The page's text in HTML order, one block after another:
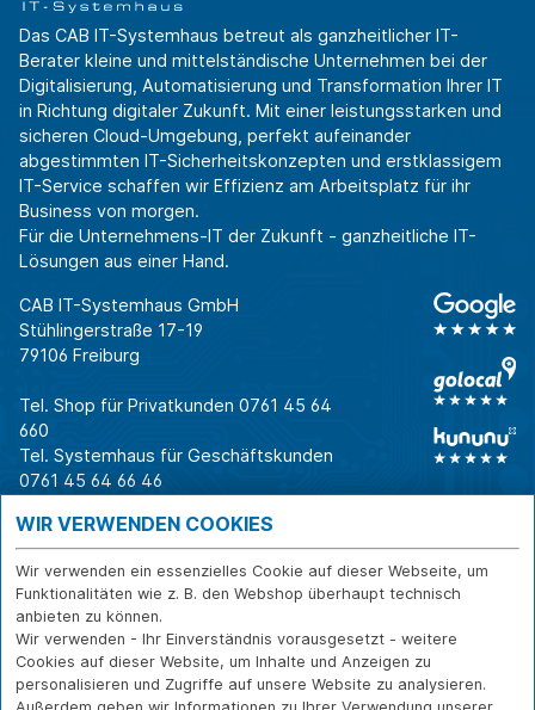
Das CAB IT-Systemhaus betreut als ganzheitlicher IT-
Berater kleine und mittelständische Unternehmen bei der
Digitalisierung, Automatisierung und Transformation Ihrer IT
in Richtung digitaler Zukunft. Mit einer leistungsstarken und
sicheren Cloud-Umgebung, perfekt aufeinander
abgestimmten IT-Sicherheitskonzepten und erstklassigem
IT-Service schaffen wir Effizienz am Arbeitsplatz für ihr
Business von morgen.
Für die Unternehmens-IT der Zukunft - ganzheitliche IT-
Lösungen aus einer Hand.
CAB IT-Systemhaus GmbH
Stühlingerstraße 17-19
79106 Freiburg
Tel. Shop für Privatkunden 0761 45 64
660
Tel. Systemhaus für Geschäftskunden
0761 45 64 66 46
Warum CAB
Für Business-
Entscheider
Für IT-Leiter
Für Privatkunden
Erfolgsgeschichte
n
Branchen
IT für
IT-Security
IT-Infrastruktur
Softwarelösungen
WLAN-Lösungen
IT-Beratung und
Service
Reparatur
Versand- und
Zahlarten
Rücksendung und
WIR VERWENDEN COOKIES
Wir verwenden ein essenzielles Cookie auf dieser Webseite, um
Funktionalitäten wie z. B. den Webshop überhaupt technisch
anbieten zu können.
Wir verwenden - Ihr Einverständnis vorausgesetzt - weitere
Cookies auf dieser Website, um Inhalte und Anzeigen zu
personalisieren und Zugriffe auf unsere Website zu analysieren.